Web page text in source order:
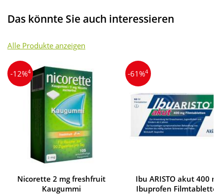
Das könnte Sie auch interessieren
Alle Produkte anzeigen
-12%4
Nicorette 2 mg freshfruit
Kaugummi
-61%4
Ibu ARISTO akut 400
Ibuprofen